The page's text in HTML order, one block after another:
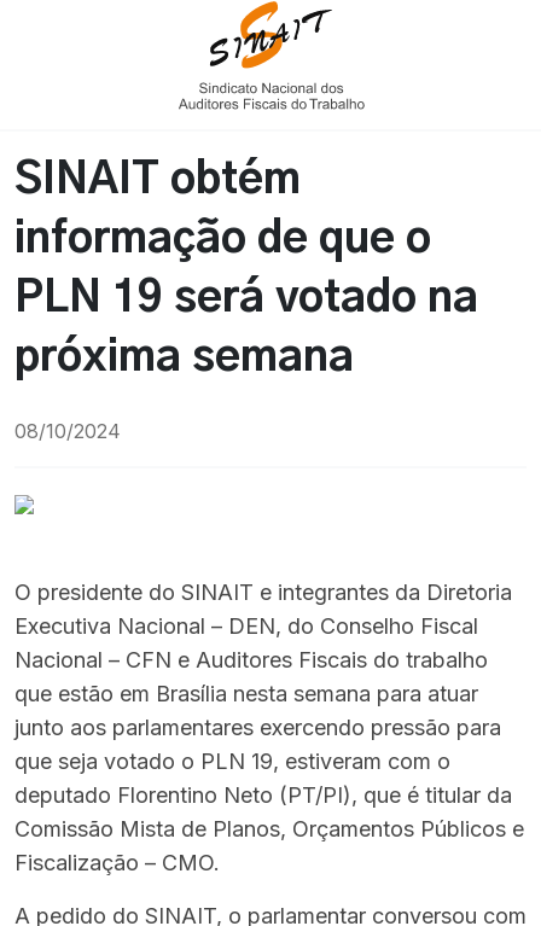
SINAIT obtém
informação de que o
PLN 19 será votado na
próxima semana
08/10/2024
O presidente do SINAIT e integrantes da Diretoria
Executiva Nacional – DEN, do Conselho Fiscal
Nacional – CFN e Auditores Fiscais do trabalho
que estão em Brasília nesta semana para atuar
junto aos parlamentares exercendo pressão para
que seja votado o PLN 19, estiveram com o
deputado Florentino Neto (PT/PI), que é titular da
Comissão Mista de Planos, Orçamentos Públicos e
Fiscalização – CMO.
A pedido do SINAIT, o parlamentar conversou com